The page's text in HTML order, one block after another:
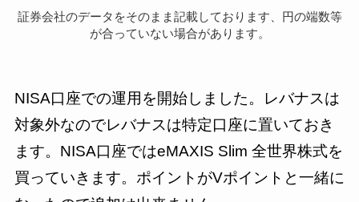
証券会社のデータをそのまま記載しております、円の端数等
が合っていない場合があります。
NISA口座での運用を開始しました。レバナスは
対象外なのでレバナスは特定口座に置いておき
ます。NISA口座ではeMAXIS Slim 全世界株式を
買っていきます。ポイントがVポイントと一緒に